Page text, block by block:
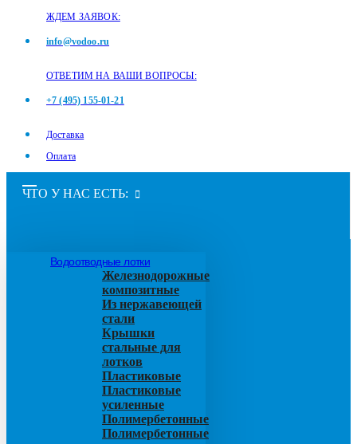
ЖДЕМ ЗАЯВОК:
info@vodoo.ru
ОТВЕТИМ НА ВАШИ ВОПРОСЫ:
+7 (495) 155-01-21
Доставка
Оплата
ЧТО У НАС ЕСТЬ:
Водоотводные лотки
Железнодорожные
композитные
Из нержавеющей
стали
Крышки
стальные для
лотков
Пластиковые
Пластиковые
усиленные
Полимербетонные
Полимербетонные